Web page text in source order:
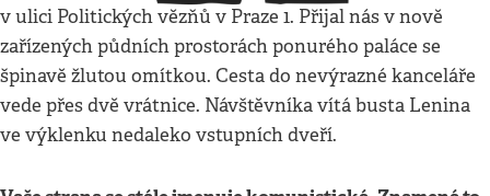
v ulici Politických vězňů v Praze 1. Přijal nás v nově
zařízených půdních prostorách ponurého paláce se
špinavě žlutou omítkou. Cesta do nevýrazné kanceláře
vede přes dvě vrátnice. Návštěvníka vítá busta Lenina
ve výklenku nedaleko vstupních dveří.